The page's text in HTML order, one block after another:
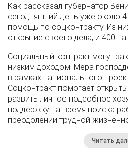
Как рассказал губернатор
сегодняшний день уже около
помощь по соцконтракту. Из
открытие своего дела, и 400
Социальный контракт могут
низким доходом. Мера
в рамках национального
Соцконтракт помогает
развить личное подсобное
поддержку на время поиска
преодолении трудной
Читать